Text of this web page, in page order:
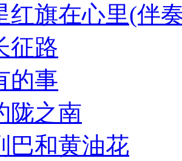
红旗在心里(伴
征路
的事
陇之南
巴和黄油花